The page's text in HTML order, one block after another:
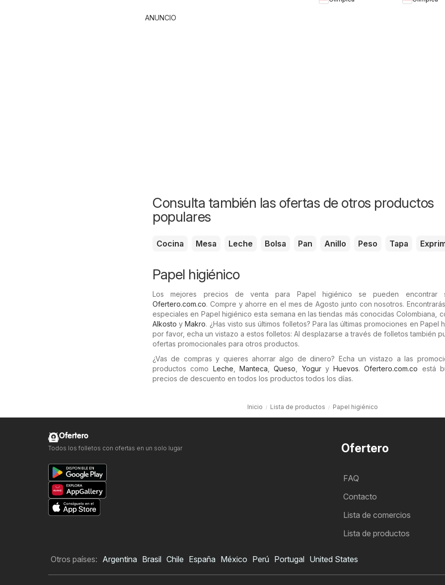
Ofertas
ANUNCIO
Consulta también las ofertas de otros productos
populares
Cocina Mesa Leche Bolsa Pan Anillo Peso Tapa
Papel higiénico
Los mejores precios de venta para Papel higiénico se pueden encontrar
Ofertero.com.co. Compre y ahorre en el mes de Agosto junto con nosotros.
especiales en Papel higiénico esta semana en las tiendas más conocidas Colombiana,
Alkosto yMakro. ¿Has visto sus últimos folletos? Para las últimas promociones en Papel
por favor, echa un vistazo a estos folletos: Al desplazarse a través de folletos también
ofertas promocionales para otros productos.
¿Vas de compras y quieres ahorrar algo de dinero? Echa un vistazo a las
productos como Leche, Manteca,Queso, YoguryHuevos.Ofertero.com.co está
precios de descuento en todos los productos todos los días.
Inicio Lista de productos Papel higiénico
Ofertero
FAQ
Contacto
Lista de comercios
Lista de productos
Ofertero
Todos los folletos con ofertas en un solo lugar
Otros países: Argentina Brasil Chile España México Perú Portugal United States